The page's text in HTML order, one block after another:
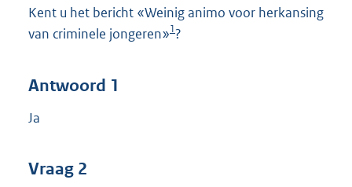
Kent u het bericht «Weinig animo voor herkansing
van criminele jongeren»1?
Antwoord 1
Ja
Vraag 2